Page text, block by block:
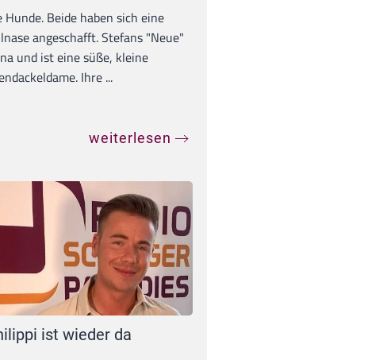
Hunde. Beide haben sich eine
angeschafft. Stefans "Neue"
und ist eine süße, kleine
Ihre ...
weiterlesen
ist wieder da